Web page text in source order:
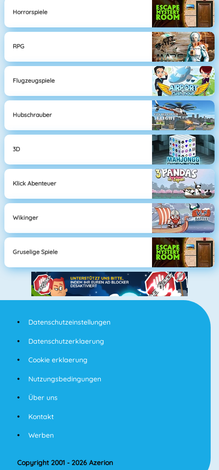
Horrorspiele
RPG
Flugzeugspiele
Hubschrauber
3D
Klick Abenteuer
Wikinger
Gruselige Spiele
Datenschutzeinstellungen
Datenschutzerklaerung
Cookie erklaerung
Nutzungsbedingungen
Über uns
Kontakt
Werben
Copyright 2001 - 2026 Azerion